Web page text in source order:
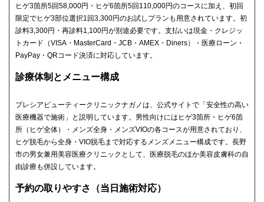
ヒゲ3箇所5回58,000円・ヒゲ6箇所5回110,000円のコースに加え、初回
限定でヒゲ3部位選択1回3,300円のお試しプランも用意されています。初
診料3,300円・再診料1,100円が別途必要です。支払いは現金・クレジッ
トカード（VISA・MasterCard・JCB・AMEX・Diners）・医療ローン・
PayPay・QRコード決済に対応しています。
診療体制とメニュー構成
プレシアビューティークリニックナガノは、公式サイトで「安全性の高い
医療機器で施術」と説明しています。男性向けにはヒゲ3箇所・ヒゲ6箇
所（ヒゲ全体）・メンズ全身・メンズVIOの各コースが用意されており、
ヒゲ脱毛から全身・VIO脱毛まで対応するメンズメニュー構成です。長野
市の男女兼用美容医療クリニックとして、医療脱毛のほか美容皮膚科の自
由診療も併設しています。
予約の取りやすさ（当日施術対応）